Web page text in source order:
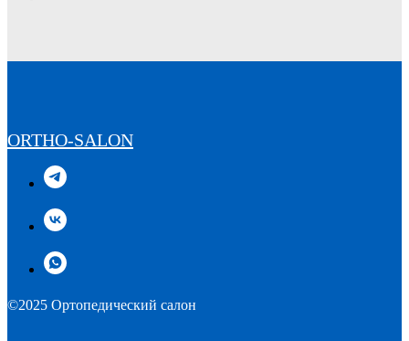
ORTHO-SALON
©2025 Ортопедический салон